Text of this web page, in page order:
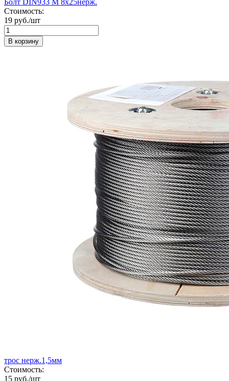
Стоимость:
19 руб./шт
В корзину
трос нерж.1,5мм
Стоимость:
15 руб./шт